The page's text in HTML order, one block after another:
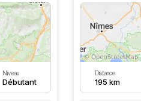
Niveau
Débutant
Distance
195 km